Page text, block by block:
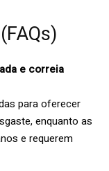
e correia
para oferecer
enquanto as
e requerem